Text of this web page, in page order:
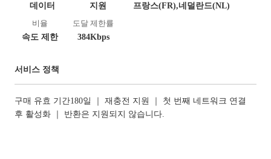
데이터
지원
프랑스(FR),네덜란드(NL)
비율
속도 제한
도달 제한률
384Kbps
서비스 정책
구매 유효 기간180일 ｜ 재충전 지원 ｜ 첫 번째 네트워크 연결
후 활성화 ｜ 반환은 지원되지 않습니다.